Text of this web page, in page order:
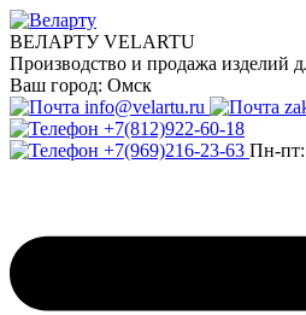
ВЕЛАРТУ VELARTU
Производство и продажа изделий
Ваш город: Омск
info@velartu.ru
+7(812)922-60-18
+7(969)216-23-63 Пн-пт: